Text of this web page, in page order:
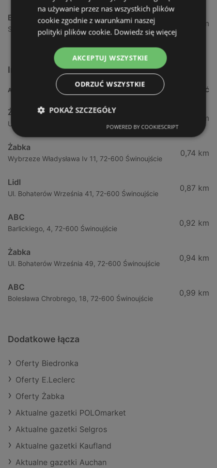
Biedronka
Sienkiewicza 32, 72-510 Wolin
24,01 km
Inne sklepy Supermarkety w pobliżu
ADRES ODLEGŁOŚĆ
Żabka
Ul. Barlickiego 4d / 2, 72-602 Świnoujście
0,64 km
Żabka
Wybrzeze Władysława Iv 11, 72-600 Świnoujście
0,74 km
Lidl
Ul. Bohaterów Września 41, 72-600 Świnoujście
0,87 km
ABC
Barlickiego, 4, 72-600 Świnoujście
0,92 km
Żabka
Ul. Bohaterów Września 49, 72-600 Świnoujście
0,94 km
ABC
Bolesława Chrobrego, 18, 72-600 Świnoujście
0,99 km
Dodatkowe łącza
Oferty Biedronka
Oferty E.Leclerc
Oferty Żabka
Aktualne gazetki POLOmarket
Aktualne gazetki Selgros
Aktualne gazetki Kaufland
Aktualne gazetki Auchan
na używanie przez nas wszystkich plików
cookie zgodnie z warunkami naszej
polityki plików cookie. Dowiedz się więcej
AKCEPTUJ WSZYSTKIE
ODRZUĆ WSZYSTKIE
POKAŻ SZCZEGÓŁY
POWERED BY COOKIESCRIPT